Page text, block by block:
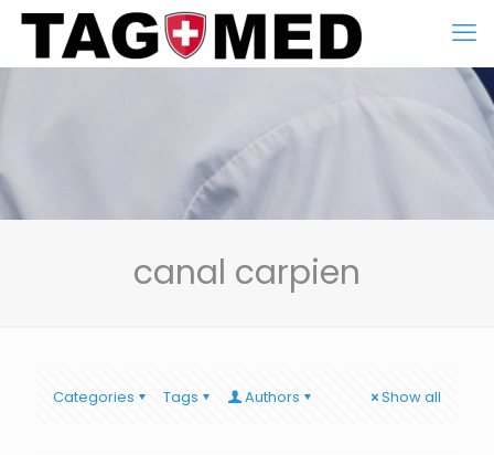
canal carpien
Categories Tags Authors Show all